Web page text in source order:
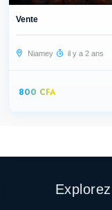
Vente
Niamey il y a 2 ans
800 CFA